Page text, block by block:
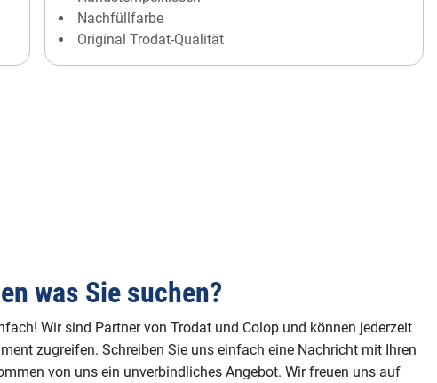
Nachfüllfarbe
Original Trodat-Qualität
was Sie suchen?
Wir sind Partner von Trodat und Colop und können jederzeit
zugreifen. Schreiben Sie uns einfach eine Nachricht mit Ihren
von uns ein unverbindliches Angebot. Wir freuen uns auf